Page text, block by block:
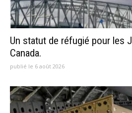
Un statut de réfugié pour les
Canada.
publié le 6 août 2026